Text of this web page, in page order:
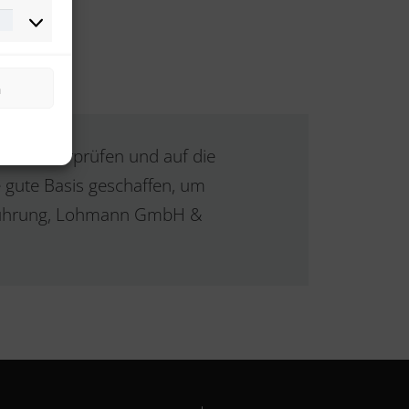
Marketing
zu überprüfen und auf die
Basis geschaffen, um
Lohmann GmbH &